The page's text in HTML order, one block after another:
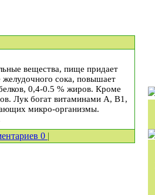
вещества, пище придает
сока, повышает
0,4-0.5 % жиров. Кроме
Лук богат витаминами А, В1,
микро-организмы.
0 |